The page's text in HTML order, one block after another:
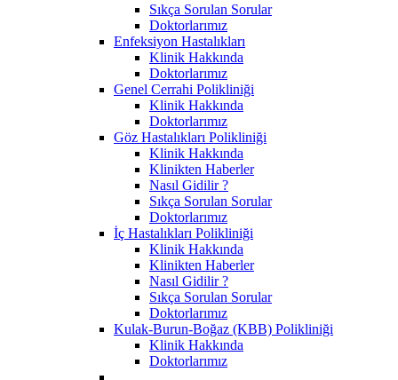
Sıkça Sorulan Sorular
Doktorlarımız
Enfeksiyon Hastalıkları
Klinik Hakkında
Doktorlarımız
Genel Cerrahi Polikliniği
Klinik Hakkında
Doktorlarımız
Göz Hastalıkları Polikliniği
Klinik Hakkında
Klinikten Haberler
Nasıl Gidilir ?
Sıkça Sorulan Sorular
Doktorlarımız
İç Hastalıkları Polikliniği
Klinik Hakkında
Klinikten Haberler
Nasıl Gidilir ?
Sıkça Sorulan Sorular
Doktorlarımız
Kulak-Burun-Boğaz (KBB) Polikliniği
Klinik Hakkında
Doktorlarımız